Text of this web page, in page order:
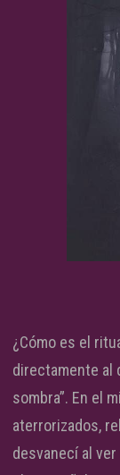
¿Cómo es el
directamente al
sombra”. En el
aterrorizados,
desvanecí al